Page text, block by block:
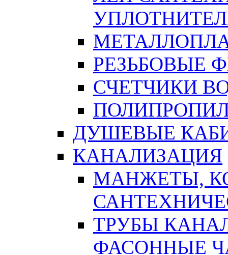
РЕЗЬБОВЫЕ
СЧЕТЧИКИ
ДУШЕВЫЕ
КАНАЛИЗАЦИЯ
МАНЖЕТЫ,
ТРУБЫ
ФАСОННЫЕ